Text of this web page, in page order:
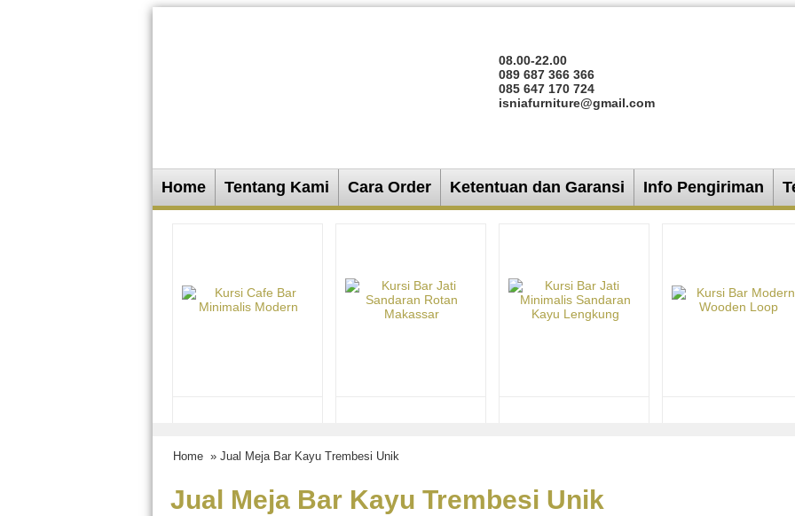
08.00-22.00
089 687 366 366
085 647 170 724
isniafurniture@gmail.com
Home Tentang Kami Cara Order Ketentuan dan Garansi Info Pengiriman
Home » Jual Meja Bar Kayu Trembesi Unik
Jual Meja Bar Kayu Trembesi Unik